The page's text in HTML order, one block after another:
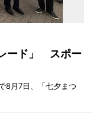
ード」 スポー
8月7日、「七夕まつ